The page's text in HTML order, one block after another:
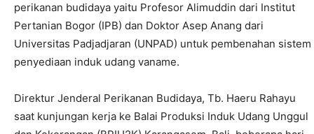
perikanan budidaya yaitu Profesor Alimuddin dari Institut
Pertanian Bogor (IPB) dan Doktor Asep Anang dari
Universitas Padjadjaran (UNPAD) untuk pembenahan sistem
penyediaan induk udang vaname.
Direktur Jenderal Perikanan Budidaya, Tb. Haeru Rahayu
saat kunjungan kerja ke Balai Produksi Induk Udang Unggul